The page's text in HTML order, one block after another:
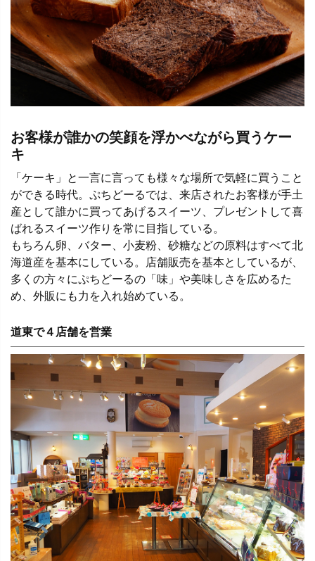
お客様が誰かの笑顔を浮かべながら買うケー
キ
「ケーキ」と一言に言っても様々な場所で気軽に買うこと
ができる時代。ぷちどーるでは、来店されたお客様が手土
産として誰かに買ってあげるスイーツ、プレゼントして喜
ばれるスイーツ作りを常に目指している。
もちろん卵、バター、小麦粉、砂糖などの原料はすべて北
海道産を基本にしている。店舗販売を基本としているが、
多くの方々にぷちどーるの「味」や美味しさを広めるた
め、外販にも力を入れ始めている。
道東で４店舗を営業